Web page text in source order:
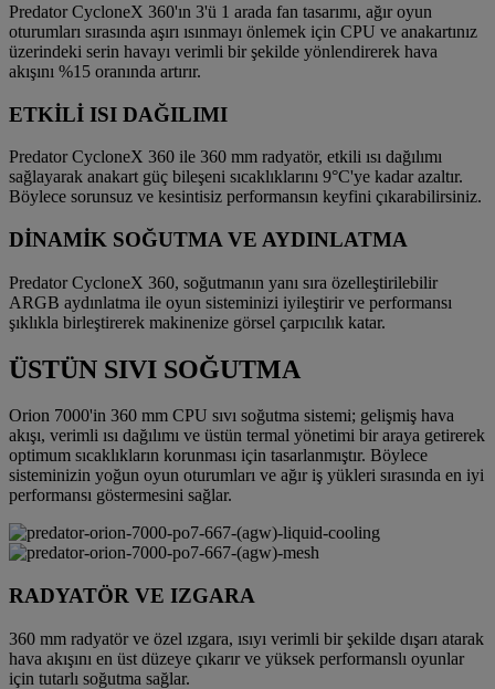
Predator CycloneX 360'ın 3'ü 1 arada fan tasarımı, ağır oyun
oturumları sırasında aşırı ısınmayı önlemek için CPU ve anakartınız
üzerindeki serin havayı verimli bir şekilde yönlendirerek hava
akışını %15 oranında artırır.
ETKİLİ ISI DAĞILIMI
Predator CycloneX 360 ile 360 mm radyatör, etkili ısı dağılımı
sağlayarak anakart güç bileşeni sıcaklıklarını 9°C'ye kadar azaltır.
Böylece sorunsuz ve kesintisiz performansın keyfini çıkarabilirsiniz.
DİNAMİK SOĞUTMA VE AYDINLATMA
Predator CycloneX 360, soğutmanın yanı sıra özelleştirilebilir
ARGB aydınlatma ile oyun sisteminizi iyileştirir ve performansı
şıklıkla birleştirerek makinenize görsel çarpıcılık katar.
ÜSTÜN SIVI SOĞUTMA
Orion 7000'in 360 mm CPU sıvı soğutma sistemi; gelişmiş hava
akışı, verimli ısı dağılımı ve üstün termal yönetimi bir araya getirerek
optimum sıcaklıkların korunması için tasarlanmıştır. Böylece
sisteminizin yoğun oyun oturumları ve ağır iş yükleri sırasında en iyi
performansı göstermesini sağlar.
RADYATÖR VE IZGARA
360 mm radyatör ve özel ızgara, ısıyı verimli bir şekilde dışarı atarak
hava akışını en üst düzeye çıkarır ve yüksek performanslı oyunlar
için tutarlı soğutma sağlar.